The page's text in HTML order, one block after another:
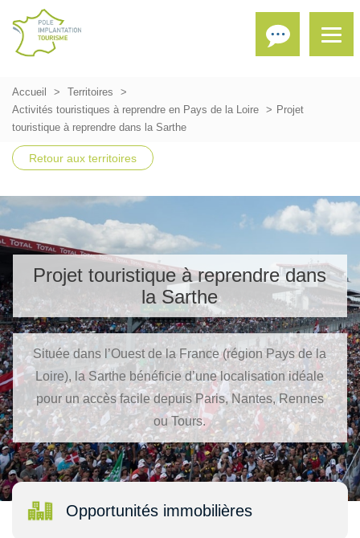
Accueil
Territoires
Activités touristiques à reprendre en Pays de la Loire
Projet
touristique à reprendre dans la Sarthe
Retour aux territoires
Projet touristique à reprendre dans
la Sarthe
Située dans l’Ouest de la France (région Pays de la
Loire), la Sarthe bénéficie d’une localisation idéale
pour un accès facile depuis Paris, Nantes, Rennes
ou Tours.
Opportunités immobilières